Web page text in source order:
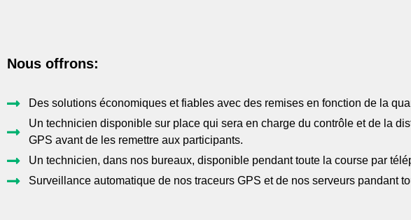
Nous offrons:
Des solutions économiques et fiables avec des remises en fonction de la
Un technicien disponible sur place qui sera en charge du contrôle et de la
GPS avant de les remettre aux participants.
Un technicien, dans nos bureaux, disponible pendant toute la course par
Surveillance automatique de nos traceurs GPS et de nos serveurs pandant